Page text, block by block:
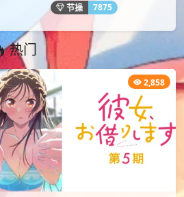
节操
7875
热门
2,858